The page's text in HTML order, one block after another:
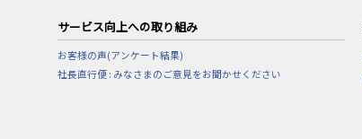
サービス向上への取り組み
お客様の声(アンケート結果)
社長直行便 : みなさまのご意見をお聞かせください